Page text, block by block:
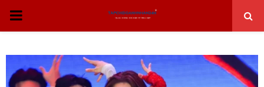
THỰC
CHÍNH